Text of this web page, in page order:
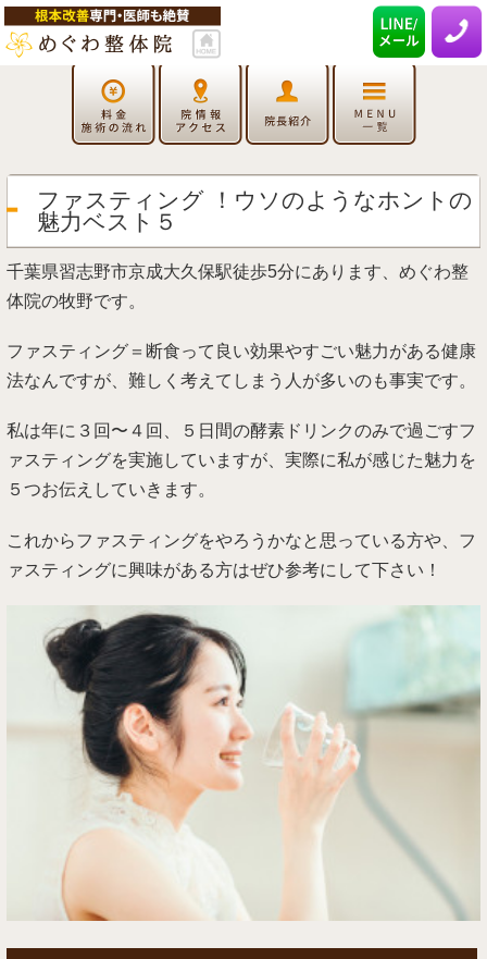
ファスティング ！ウソのようなホントの
魅力ベスト５
千葉県習志野市京成大久保駅徒歩5分にあります、めぐわ整
体院の牧野です。
ファスティング＝断食って良い効果やすごい魅力がある健康
法なんですが、難しく考えてしまう人が多いのも事実です。
私は年に３回〜４回、５日間の酵素ドリンクのみで過ごすフ
ァスティングを実施していますが、実際に私が感じた魅力を
５つお伝えしていきます。
これからファスティングをやろうかなと思っている方や、フ
ァスティングに興味がある方はぜひ参考にして下さい！